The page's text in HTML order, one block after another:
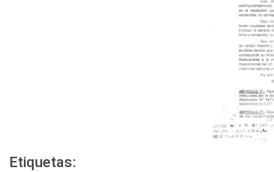
Etiquetas: